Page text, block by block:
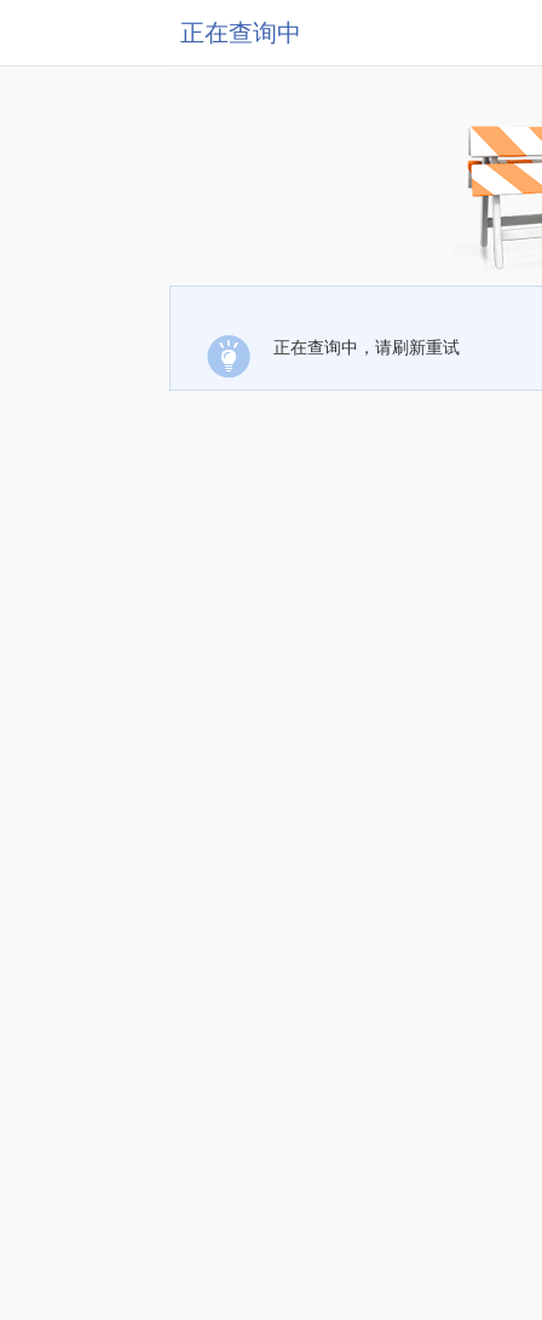
正在查询中
正在查询中，请刷新重试